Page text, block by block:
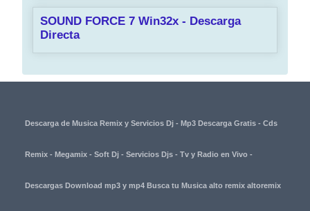
SOUND FORCE 7 Win32x - Descarga
Directa
Descarga de Musica Remix y Servicios Dj - Mp3 Descarga Gratis - Cds
Remix - Megamix - Soft Dj - Servicios Djs - Tv y Radio en Vivo -
Descargas Download mp3 y mp4 Busca tu Musica alto remix altoremix